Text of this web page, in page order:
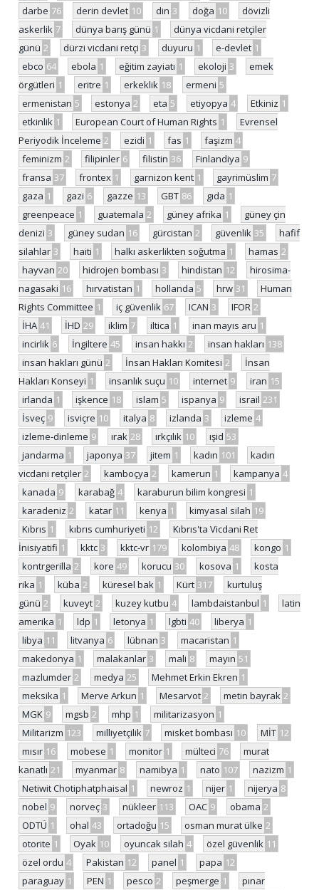
darbe 76 derin devlet 10 din 3 doğa 10
dövizli
askerlik 7 dünya barış günü 1
dünya vicdani retçiler
günü 2 dürzi vicdani retçi 3 duyuru 1 e-devlet 1
ebco 64 ebola 1 eğitim zayiatı 1 ekoloji 3
emek
örgütleri 1 eritre 1 erkeklik 18 ermeni 5
ermenistan 5 estonya 2 eta 5 etiyopya 4 Etkiniz 1
etkinlik 1 European Court of Human Rights 1
Evrensel
Periyodik İnceleme 2 ezidi 1 fas 1 faşizm 4
feminizm 2 filipinler 6 filistin 36 Finlandiya 9
fransa 37 frontex 1 garnizon kent 1 gayrimüslim 7
gaza 1 gazi 6 gazze 13 GBT 86 gıda 1
greenpeace 1 guatemala 2 güney afrika 1
güney çin
denizi 3 güney sudan 16 gürcistan 2 güvenlik 35
hafif
silahlar 3 haiti 1 halkı askerlikten soğutma 1 hamas 2
hayvan 20 hidrojen bombası 3 hindistan 12
hirosima-
nagasaki 16 hırvatistan 1 hollanda 5 hrw 31
Human
Rights Committee 1 iç güvenlik 67 ICAN 3 IFOR 2
İHA 41 İHD 29 iklim 7 iltica 1 inan mayıs aru 1
incirlik 6 İngiltere 45 insan hakkı 2 insan hakları 138
insan hakları günü 2 İnsan Hakları Komitesi 2
İnsan
Hakları Konseyi 1 insanlık suçu 10 internet 9 iran 15
irlanda 1 işkence 18 islam 5 ispanya 9 israil 231
İsveç 9 isviçre 10 italya 8 izlanda 3 izleme 4
izleme-dinleme 9 ırak 28 ırkçılık 10 ışid 53
jandarma 1 japonya 37 jitem 1 kadın 101
kadın
vicdani retçiler 2 kamboçya 2 kamerun 1 kampanya 4
kanada 9 karabağ 4 karaburun bilim kongresi 1
karadeniz 2 katar 11 kenya 1 kimyasal silah 19
Kıbrıs 1 kıbrıs cumhuriyeti 12
Kıbrıs'ta Vicdani Ret
İnisiyatifi 1 kktc 3 kktc-vr 179 kolombiya 48 kongo 1
kontrgerilla 2 kore 49 korucu 30 kosova 1
kosta
rika 1 küba 2 küresel bak 1 Kürt 317
kurtuluş
günü 2 kuveyt 2 kuzey kutbu 4 lambdaistanbul 1
latin
amerika 1 ldp 1 letonya 1 lgbti 40 liberya 1
libya 11 litvanya 6 lübnan 3 macaristan 1
makedonya 1 malakanlar 3 mali 8 mayın 51
mazlumder 2 medya 25 Mehmet Erkin Ekren 1
meksika 1 Merve Arkun 1 Mesarvot 2 metin bayrak 2
MGK 9 mgsb 2 mhp 1 militarizasyon 1
Militarizm 123 milliyetçilik 7 misket bombası 10 MİT 12
mısır 16 mobese 1 monitor 1 mülteci 76
murat
kanatlı 21 myanmar 8 namibya 1 nato 107 nazizm 1
Netiwit Chotiphatphaisal 1 newroz 1 nijer 1 nijerya 8
nobel 9 norveç 3 nükleer 113 OAC 9 obama 2
ODTÜ 1 ohal 43 ortadoğu 15 osman murat ülke 2
otorite 1 Oyak 10 oyuncak silah 4 özel güvenlik 11
özel ordu 4 Pakistan 12 panel 1 papa 12
paraguay 1 PEN 1 pesco 2 peşmerge 1
pınar